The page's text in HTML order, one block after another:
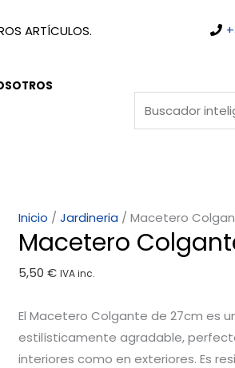
ARTÍCULOS.
Inicio /Jardineria / Macetero
Macetero
5,50€ IVA inc.
El Macetero Colgante de 27cm es
estilísticamente agradable,
interiores como en exteriores. Es
Macetero
Colgante
cm